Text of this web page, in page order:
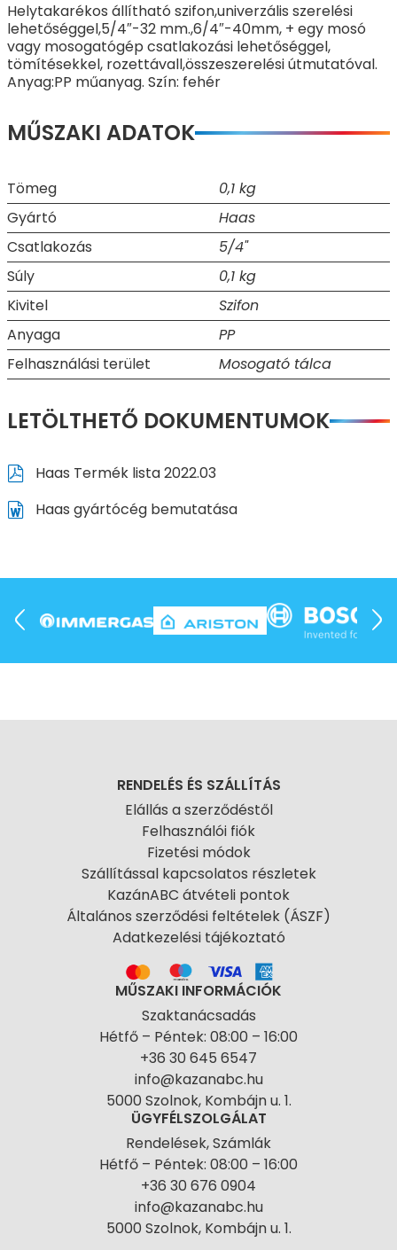
Helytakarékos állítható szifon,univerzális szerelési
lehetőséggel,5/4″-32 mm.,6/4″-40mm, + egy mosó
vagy mosogatógép csatlakozási lehetőséggel,
tömítésekkel, rozettávall,összeszerelési útmutatóval.
Anyag:PP műanyag. Szín: fehér
MŰSZAKI ADATOK
Tömeg
0,1 kg
Gyártó
Haas
Csatlakozás
5/4"
Súly
0,1 kg
Kivitel
Szifon
Anyaga
PP
Felhasználási terület
Mosogató tálca
LETÖLTHETŐ DOKUMENTUMOK
Haas Termék lista 2022.03
Haas gyártócég bemutatása
RENDELÉS ÉS SZÁLLÍTÁS
Elállás a szerződéstől
Felhasználói fiók
Fizetési módok
Szállítással kapcsolatos részletek
KazánABC átvételi pontok
Általános szerződési feltételek (ÁSZF)
Adatkezelési tájékoztató
MŰSZAKI INFORMÁCIÓK
Szaktanácsadás
Hétfő – Péntek: 08:00 – 16:00
+36 30 645 6547
info@kazanabc.hu
5000 Szolnok, Kombájn u. 1.
ÜGYFÉLSZOLGÁLAT
Rendelések, Számlák
Hétfő – Péntek: 08:00 – 16:00
+36 30 676 0904
info@kazanabc.hu
5000 Szolnok, Kombájn u. 1.